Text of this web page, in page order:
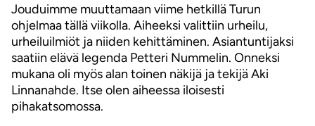
Jouduimme muuttamaan viime hetkillä Turun
ohjelmaa tällä viikolla. Aiheeksi valittiin urheilu,
urheiluilmiöt ja niiden kehittäminen. Asiantuntijaksi
saatiin elävä legenda Petteri Nummelin. Onneksi
mukana oli myös alan toinen näkijä ja tekijä Aki
Linnanahde. Itse olen aiheessa iloisesti
pihakatsomossa.